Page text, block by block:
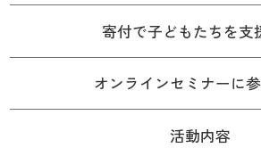
寄付で子どもたちを支
オンラインセミナーに
活動内容